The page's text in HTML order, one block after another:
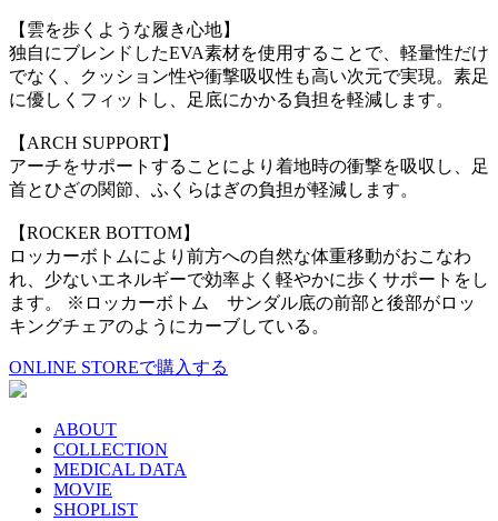
【雲を歩くような履き心地】
独自にブレンドしたEVA素材を使用することで、軽量性だけ
でなく、クッション性や衝撃吸収性も高い次元で実現。素足
に優しくフィットし、足底にかかる負担を軽減します。
【ARCH SUPPORT】
アーチをサポートすることにより着地時の衝撃を吸収し、足
首とひざの関節、ふくらはぎの負担が軽減します。
【ROCKER BOTTOM】
ロッカーボトムにより前方への自然な体重移動がおこなわ
れ、少ないエネルギーで効率よく軽やかに歩くサポートをし
ます。 ※ロッカーボトム サンダル底の前部と後部がロッ
キングチェアのようにカーブしている。
ONLINE STOREで購入する
ABOUT
COLLECTION
MEDICAL DATA
MOVIE
SHOPLIST